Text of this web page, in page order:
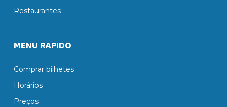
Restaurantes
MENU RAPIDO
Comprar bilhetes
Horários
Preços